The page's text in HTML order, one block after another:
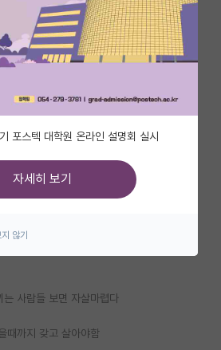
)
게시판
판
판
다
싶으면 오고
사람들 보면 자살마렵다
때까지 갖고 살아야함
포스텍 대학원 온라인 설명회 실시
자세히 보기
않기